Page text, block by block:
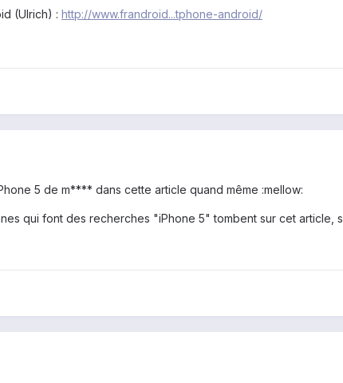
(Ulrich) : http://www.frandroid...tphone-android/
5 de m**** dans cette article quand même :mellow:
qui font des recherches "iPhone 5" tombent sur cet article,